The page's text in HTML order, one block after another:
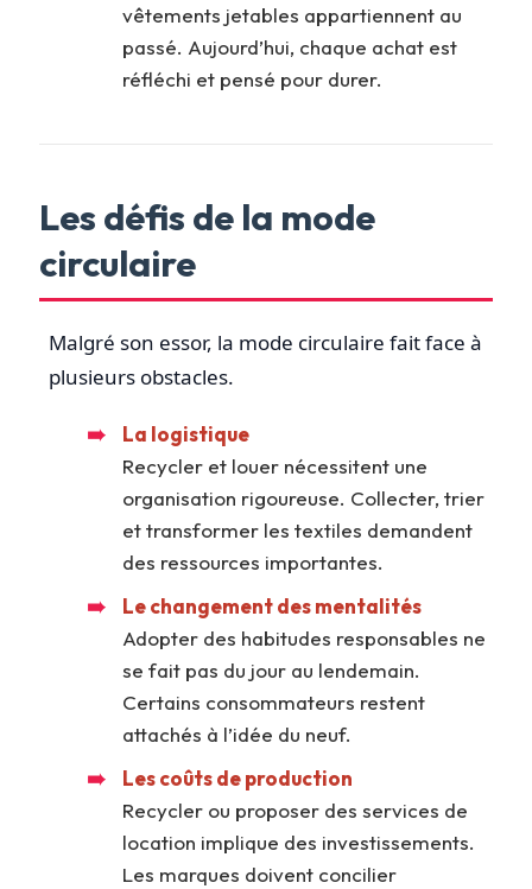
vêtements jetables appartiennent au
passé. Aujourd’hui, chaque achat est
réfléchi et pensé pour durer.
Les défis de la mode
circulaire
Malgré son essor, la mode circulaire fait face à
plusieurs obstacles.
La logistique
Recycler et louer nécessitent une
organisation rigoureuse. Collecter, trier
et transformer les textiles demandent
des ressources importantes.
Le changement des mentalités
Adopter des habitudes responsables ne
se fait pas du jour au lendemain.
Certains consommateurs restent
attachés à l’idée du neuf.
Les coûts de production
Recycler ou proposer des services de
location implique des investissements.
Les marques doivent concilier